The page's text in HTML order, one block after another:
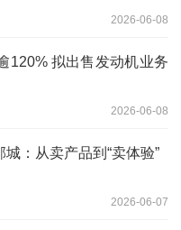
2026-06-08
120% 拟出售发动机业务
2026-06-08
：从卖产品到“卖体验”
2026-06-07